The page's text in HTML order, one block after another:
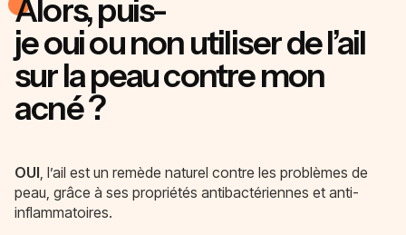
Alors, puis-
jeouiounonutiliser de l’ail
sur la peaucontre mon
acné?
OUI , l’ail est un remède naturel contre les problèmes de
peau, grâce à ses propriétés antibactériennes et anti-
inflammatoires.